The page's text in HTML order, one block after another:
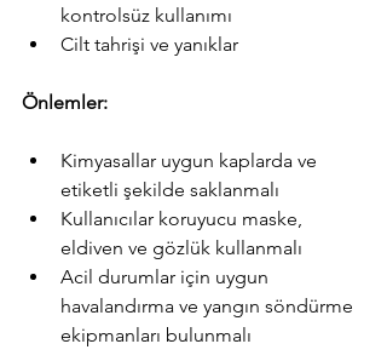
kontrolsüz kullanımı
Cilt tahrişi ve yanıklar
Önlemler:
Kimyasallar uygun kaplarda ve
etiketli şekilde saklanmalı
Kullanıcılar koruyucu maske,
eldiven ve gözlük kullanmalı
Acil durumlar için uygun
havalandırma ve yangın söndürme
ekipmanları bulunmalı
Your 14 days trial has